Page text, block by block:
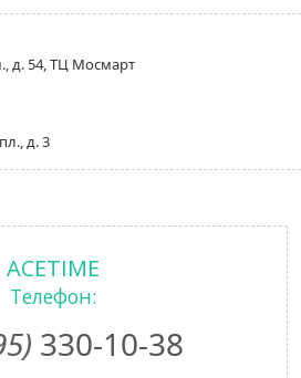
д. 54, ТЦ Мосмарт
д. 3
ACETIME
Телефон:
330-10-38